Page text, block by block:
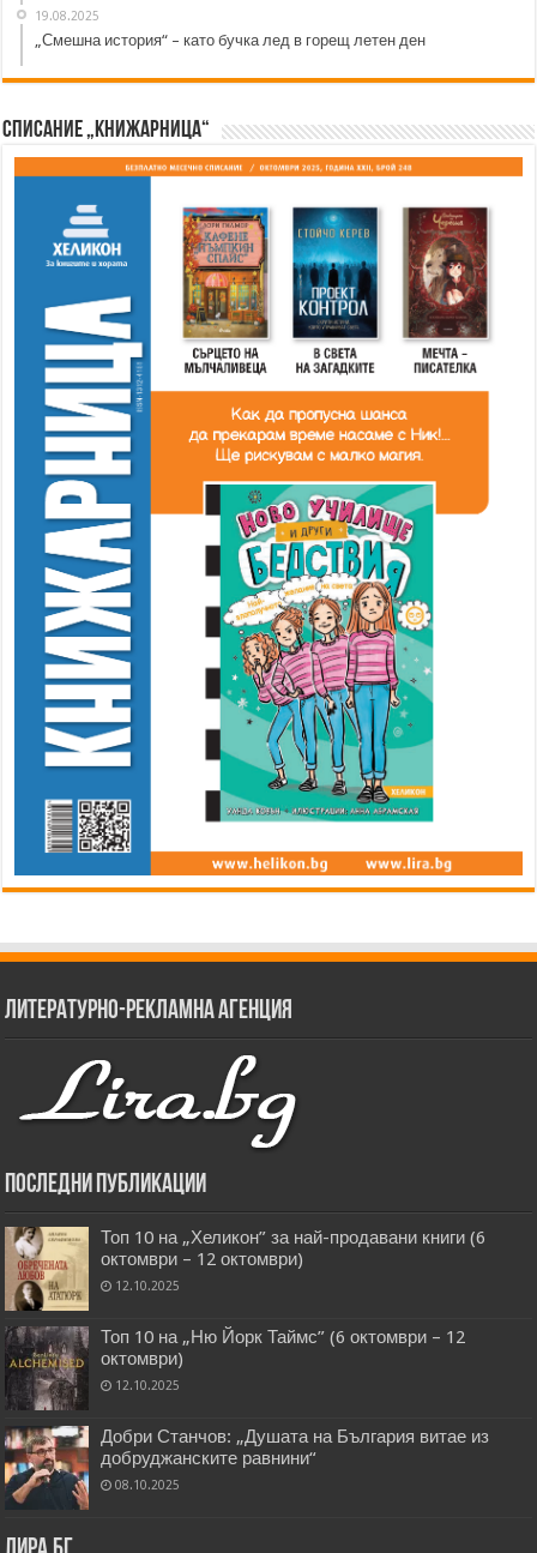
19.08.2025
„Смешна история“ – като бучка лед в горещ летен ден
Списание „Книжарница“
Литературно-рекламна агенция
Последни публикации
Топ 10 на „Хеликон” за най-продавани книги (6
октомври – 12 октомври)
12.10.2025
Топ 10 на „Ню Йорк Таймс” (6 октомври – 12
октомври)
12.10.2025
Добри Станчов: „Душата на България витае из
добруджанските равнини“
08.10.2025